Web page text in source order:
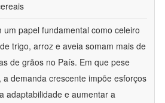
um papel fundamental como celeiro
trigo, arroz e aveia somam mais de
de grãos no País. Em que pese
demanda crescente impõe esforços
adaptabilidade e aumentar a